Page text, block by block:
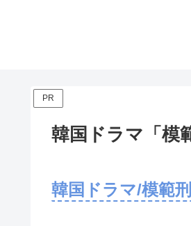
PR
韓国ドラマ「模
韓国ドラマ/模範